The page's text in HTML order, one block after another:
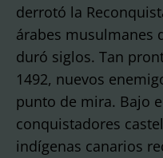
derrotó la
árabes musulmanes
duró siglos. Tan
1492, nuevos
punto de mira. Bajo
conquistadores
indígenas canarios